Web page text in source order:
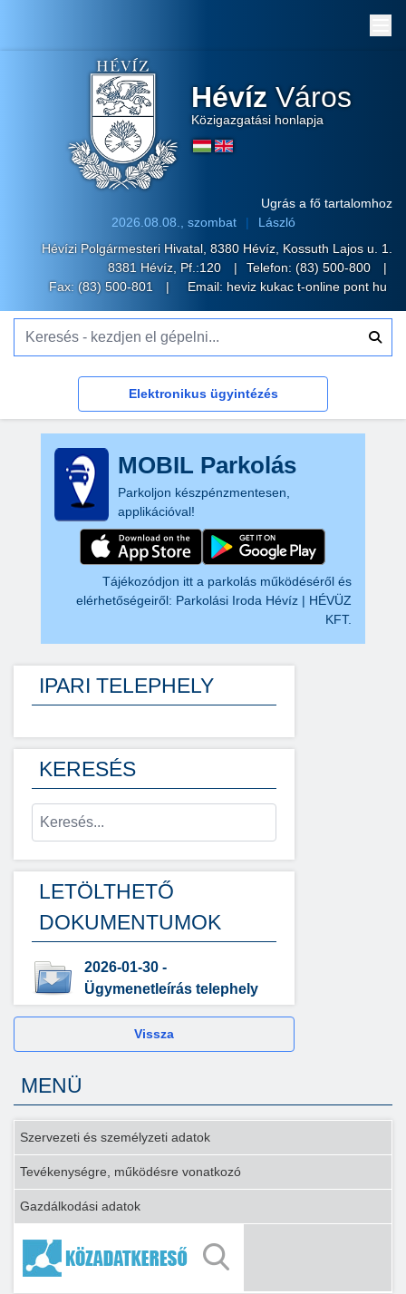
Hévíz Város
Közigazgatási honlapja
Ugrás a fő tartalomhoz
2026.08.08., szombat
László
Hévízi Polgármesteri Hivatal, 8380 Hévíz, Kossuth Lajos u. 1.
8381 Hévíz, Pf.:120
Telefon: (83) 500-800
Fax: (83) 500-801
Email: heviz kukac t-online pont hu
Elektronikus ügyintézés
MOBIL Parkolás
Parkoljon készpénzmentesen,
applikációval!
Tájékozódjon itt a parkolás működéséről és
elérhetőségeiről: Parkolási Iroda Hévíz | HÉVÜZ
KFT.
IPARI TELEPHELY
KERESÉS
LETÖLTHETŐ
DOKUMENTUMOK
2026-01-30 -
Ügymenetleírás telephely
Vissza
MENÜ
Szervezeti és személyzeti adatok
Tevékenységre, működésre vonatkozó
Gazdálkodási adatok